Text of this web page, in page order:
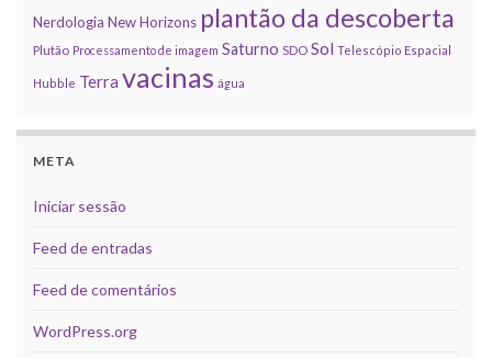
Nerdologia New Horizons plantão da descoberta
Plutão Processamento de imagem Saturno SDO Sol Telescópio Espacial
Hubble Terra vacinas água
META
Iniciar sessão
Feed de entradas
Feed de comentários
WordPress.org